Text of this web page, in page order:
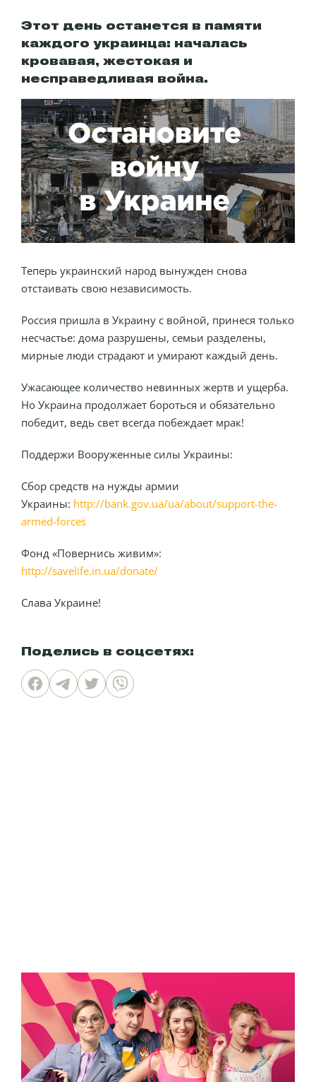
Этот день останется в памяти
каждого украинца: началась
кровавая, жестокая и
несправедливая война.
Теперь украинский народ вынужден снова
отстаивать свою независимость.
Россия пришла в Украину с войной, принеся только
несчастье: дома разрушены, семьи разделены,
мирные люди страдают и умирают каждый день.
Ужасающее количество невинных жертв и ущерба.
Но Украина продолжает бороться и обязательно
победит, ведь свет всегда побеждает мрак!
Поддержи Вооруженные силы Украины:
Сбор средств на нужды армии
Украины: http://bank.gov.ua/ua/about/support-the-
armed-forces
Фонд «Повернись живим»:
http://savelife.in.ua/donate/
Слава Украине!
Поделись в соцсетях: